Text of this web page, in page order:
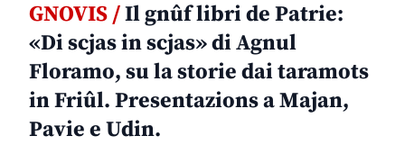
GNOVIS /Il gnûf libri de Patrie:
«Di scjas in scjas» di Agnul
Floramo, su la storie dai taramots
in Friûl. Presentazions a Majan,
Pavie e Udin.